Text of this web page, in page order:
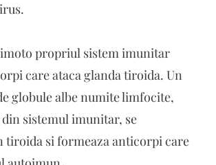
propriul sistem imunitar
care ataca glanda tiroida. Un
globule albe numite limfocite,
sistemul imunitar, se
tiroida si formeaza anticorpi care